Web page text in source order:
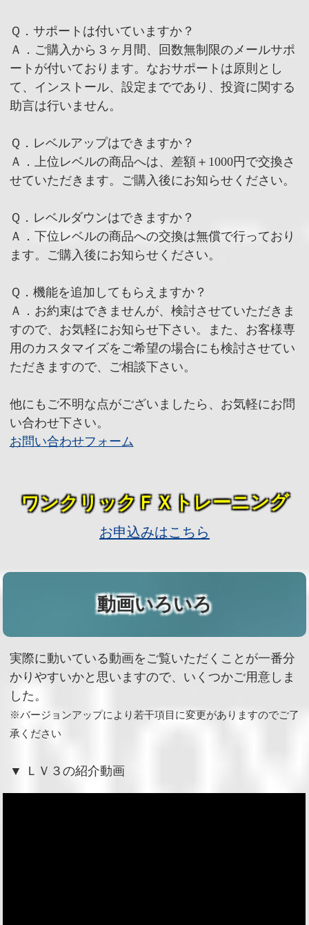
Ｑ．サポートは付いていますか？
Ａ．ご購入から３ヶ月間、回数無制限のメールサポ
ートが付いております。なおサポートは原則とし
て、インストール、設定までであり、投資に関する
助言は行いません。
Ｑ．レベルアップはできますか？
Ａ．上位レベルの商品へは、差額＋1000円で交換さ
せていただきます。ご購入後にお知らせください。
Ｑ．レベルダウンはできますか？
Ａ．下位レベルの商品への交換は無償で行っており
ます。ご購入後にお知らせください。
Ｑ．機能を追加してもらえますか？
Ａ．お約束はできませんが、検討させていただきま
すので、お気軽にお知らせ下さい。また、お客様専
用のカスタマイズをご希望の場合にも検討させてい
ただきますので、ご相談下さい。
他にもご不明な点がございましたら、お気軽にお問
い合わせ下さい。
お問い合わせフォーム
ワンクリックＦＸトレーニング
お申込みはこちら
動画いろいろ
実際に動いている動画をご覧いただくことが一番分
かりやすいかと思いますので、いくつかご用意しま
した。
※バージョンアップにより若干項目に変更がありますのでご了
承ください
▼ ＬＶ３の紹介動画